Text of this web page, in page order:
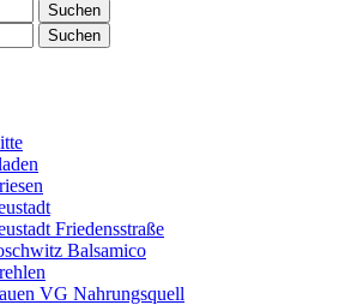
Suchen
Suchen
Friedensstraße
Balsamico
VG Nahrungsquell